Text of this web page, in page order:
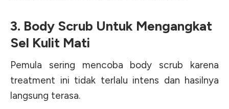
3. Body Scrub Untuk Mengangkat
Sel Kulit Mati
Pemula sering mencoba body scrub karena
treatment ini tidak terlalu intens dan hasilnya
langsung terasa.